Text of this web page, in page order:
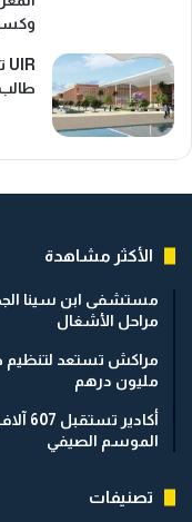
وكسر
طالب
الأكثر مشاهدة
مراحل الأشغال
مليون درهم
الموسم الصيفي
تصنيفات